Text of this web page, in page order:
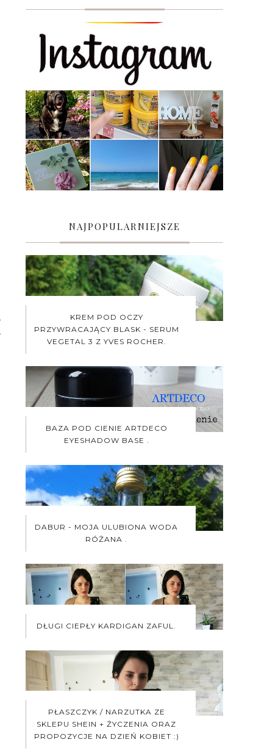
NAJPOPULARNIEJSZE
KREM POD OCZY
PRZYWRACAJĄCY BLASK - SERUM
VEGETAL 3 Z YVES ROCHER.
BAZA POD CIENIE ARTDECO
EYESHADOW BASE .
DABUR - MOJA ULUBIONA WODA
RÓŻANA .
DŁUGI CIEPŁY KARDIGAN ZAFUL.
PŁASZCZYK / NARZUTKA ZE
SKLEPU SHEIN + ŻYCZENIA ORAZ
PROPOZYCJE NA DZIEŃ KOBIET :)